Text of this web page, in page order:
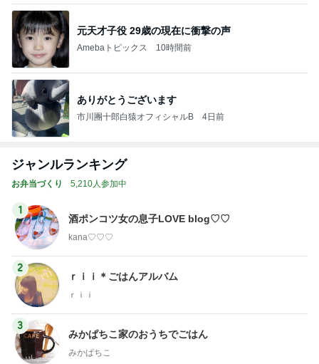
元天才子役 29歳の現在に衝撃の声
Amebaトピックス 10時間前
ありがとうございます
市川團十郎白猿オフィシャルB 4日前
ジャンルランキング
お弁当づくり 5,210人参加中
1
酒ポンコツ女の息子LOVE blog♡♡
kana♡♡♡
2
ｒｉｉ＊ごはんアルバム
ｒｉｉ
3
みかぱちこ家のおうちでごはん
みかぱちこ